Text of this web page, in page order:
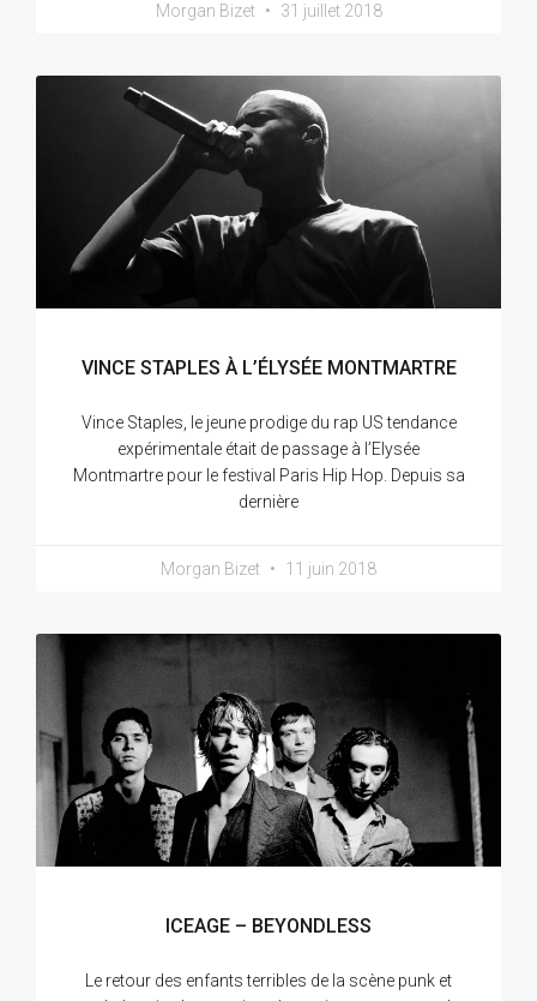
Morgan Bizet 31 juillet 2018
VINCE STAPLES À L’ÉLYSÉE MONTMARTRE
Vince Staples, le jeune prodige du rap US tendance
expérimentale était de passage à l’Elysée
Montmartre pour le festival Paris Hip Hop. Depuis sa
dernière
Morgan Bizet 11 juin 2018
ICEAGE – BEYONDLESS
Le retour des enfants terribles de la scène punk et